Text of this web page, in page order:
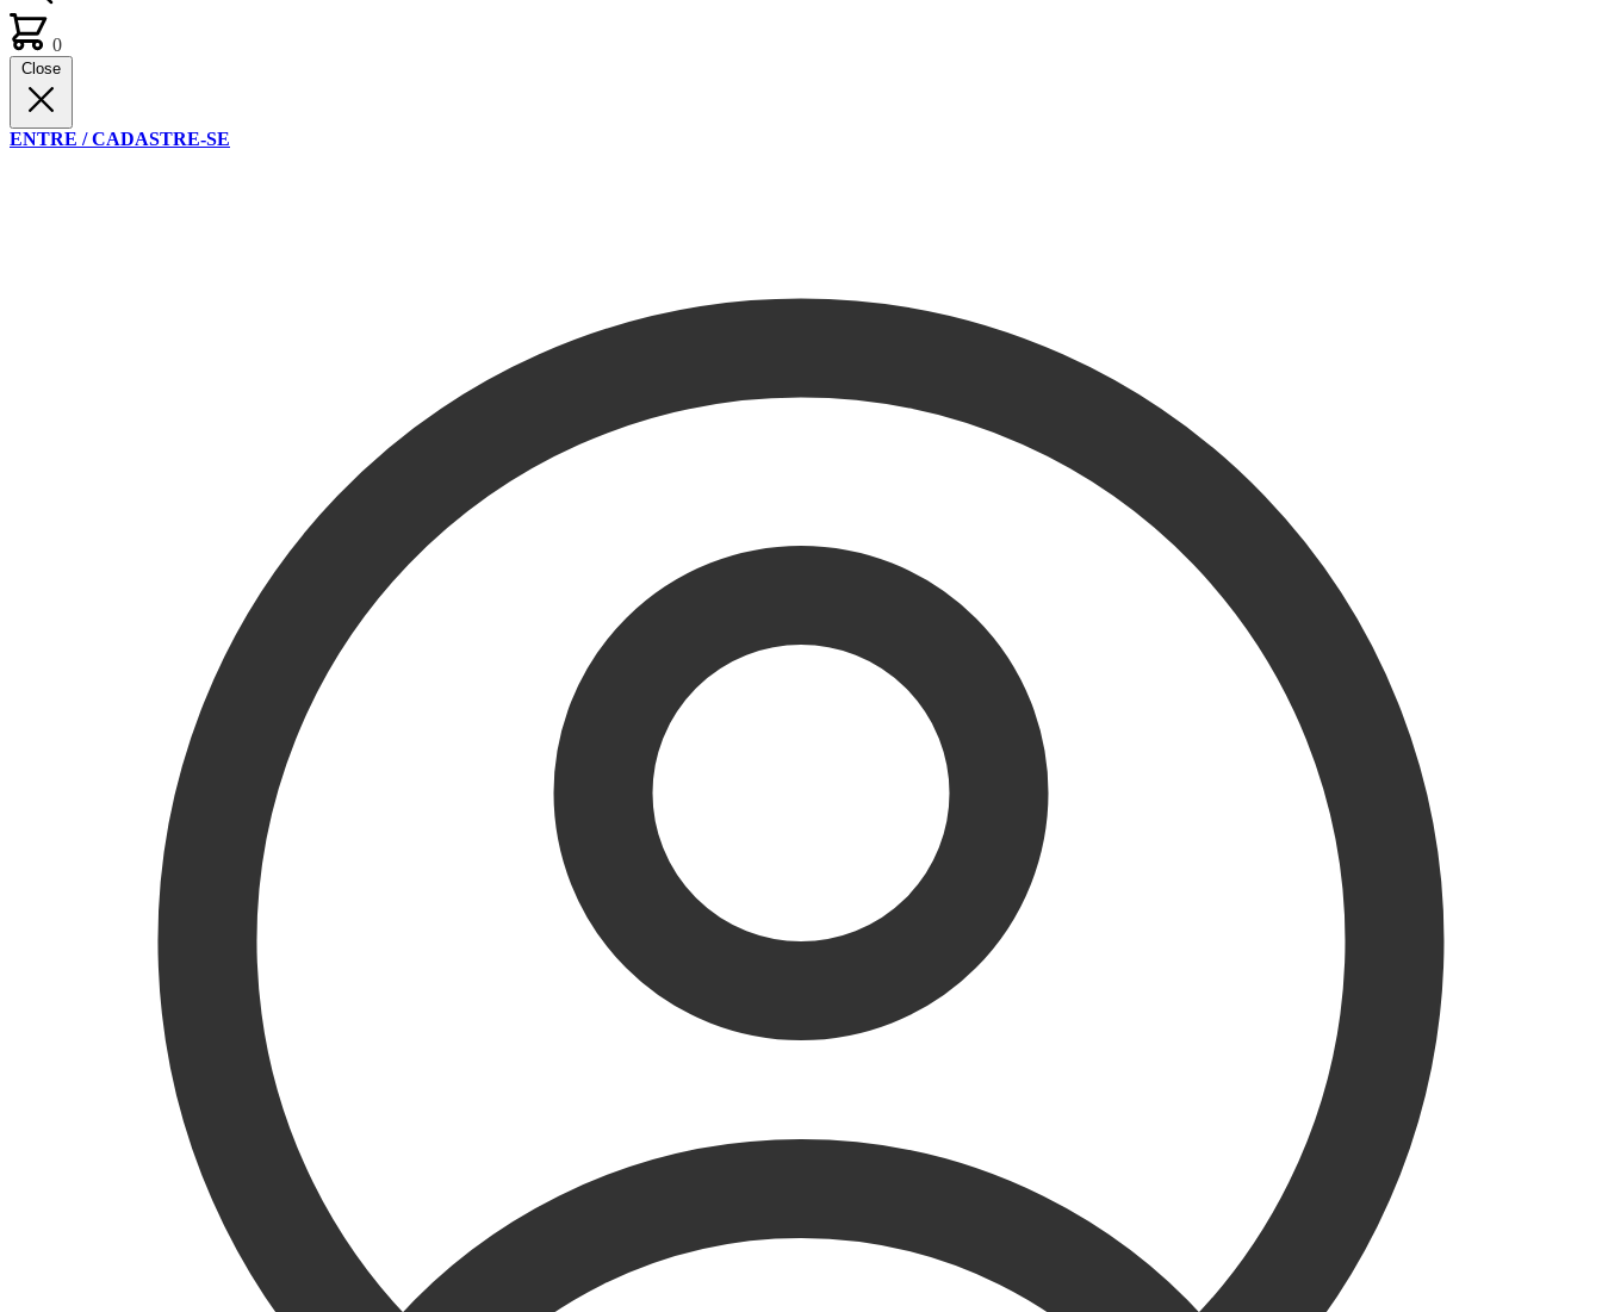
0
Close
ENTRE / CADASTRE-SE